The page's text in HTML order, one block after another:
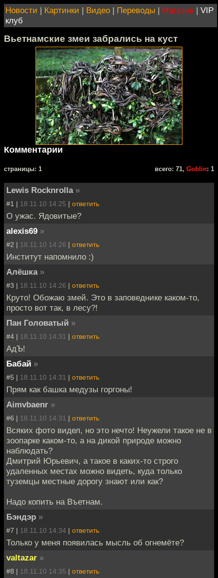
Новости | Картинки | Видео | Переводы | Магазин | VIP
клуб
Вьетнамские змеи забрались на куст
Комментарии
cтраницы: 1 всего: 71, Goblin: 1
Lewis Rocknrolla »
#1 | 18.11.10 14:25 | ответить
О ужас. Ядовитые?
alexis69 »
#2 | 18.11.10 14:26 | ответить
Институт напомнило :)
Алёшка »
#3 | 18.11.10 14:26 | ответить
Круто! Обожаю змей. Это в заповеднике каком-то,
просто вот так, в лесу?!
Пан Головатый »
#4 | 18.11.10 14:31 | ответить
АдЪ!
Бабай »
#5 | 18.11.10 14:31 | ответить
Прям как башка медузы горгоны!
Aimvbaenr »
#6 | 18.11.10 14:31 | ответить
Всяких фото видел, но это нечто! Неужели такое не в
зоопарке каком-то, а на дикой природе можно
наблюдать?
Дмитрий Юрьевич, а такое в каких-то строго
удаленных местах можно видеть, куда только
туземцы местные дорогу знают или как?
Надо копить на Въетнам.
Бэндэр »
#7 | 18.11.10 14:34 | ответить
Только у меня появилась мысль об огнемёте?
valtazar »
#8 | 18.11.10 14:35 | ответить